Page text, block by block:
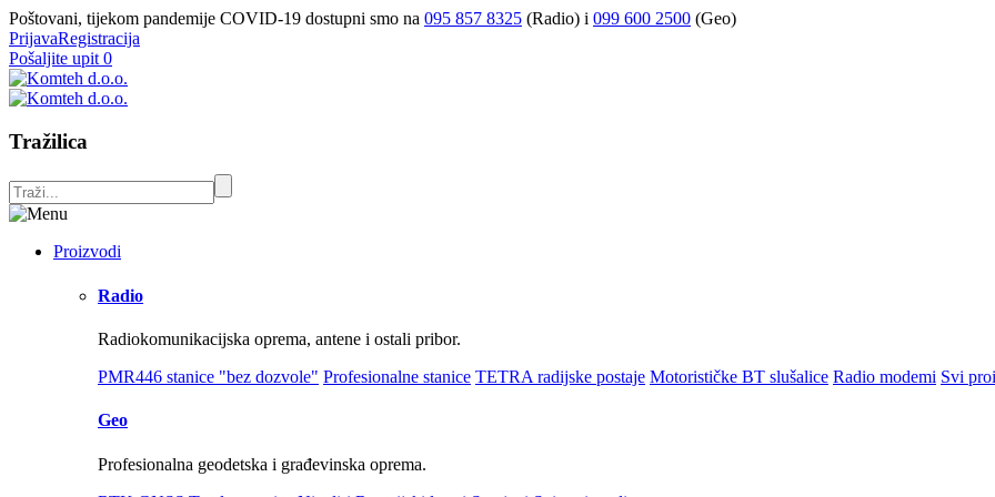
Poštovani, tijekom pandemije COVID-19 dostupni smo na 095 857 8325 (Radio) i 099 600 2500 (Geo)
PrijavaRegistracija
Pošaljite upit 0
Tražilica
Proizvodi
Radio
Radiokomunikacijska oprema, antene i ostali pribor.
PMR446 stanice "bez dozvole" Profesionalne stanice TETRA radijske postaje Motorističke BT slušalice Radio modemi Svi
Geo
Profesionalna geodetska i građevinska oprema.